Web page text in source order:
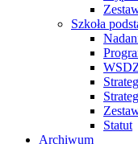
Szkoła
Statut
Archiwum